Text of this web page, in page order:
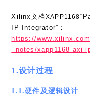
Xilinx文档XAPP1168
IP Integrator”：
https://
_notes/xapp1168-
1.设计过程
1.1.硬件及逻辑设计